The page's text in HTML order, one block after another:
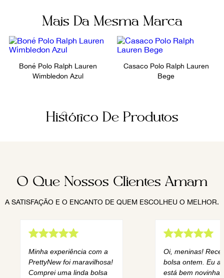
Mais Da Mesma Marca
Boné Polo Ralph Lauren
Wimbledon Azul
Casaco Polo Ralph Lauren
Bege
Histórico De Produtos
O Que Nossos Clientes Amam
A SATISFAÇÃO E O ENCANTO DE QUEM ESCOLHEU O MELHOR.
Minha experiência com a
PrettyNew foi maravilhosa!
Comprei uma linda bolsa
Oi, meninas!
bolsa ontem. Eu
está bem novinha,